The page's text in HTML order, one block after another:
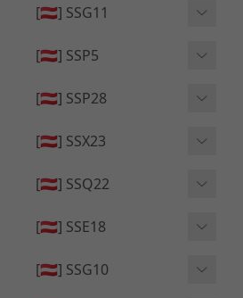
[🇦🇹] SSG11
🔄 原廠 ⧸ 零件
[🇦🇹] SSP5
🔄 原廠 ⧸ 零件
[🇦🇹] SSP28
🔄 原廠 ⧸ 零件
[🇦🇹] SSX23
🟦 主體 ⧸ 彈匣
[🇦🇹] SSQ22
🟦 主體 ⧸ 彈匣
[🇦🇹] SSE18
👁️‍🗨️ 外觀 ⧸ 色彩
[🇦🇹] SSG10